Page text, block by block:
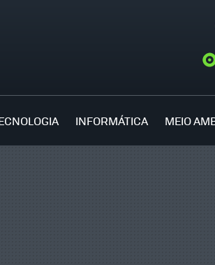
INFORMÁTICA MEIO